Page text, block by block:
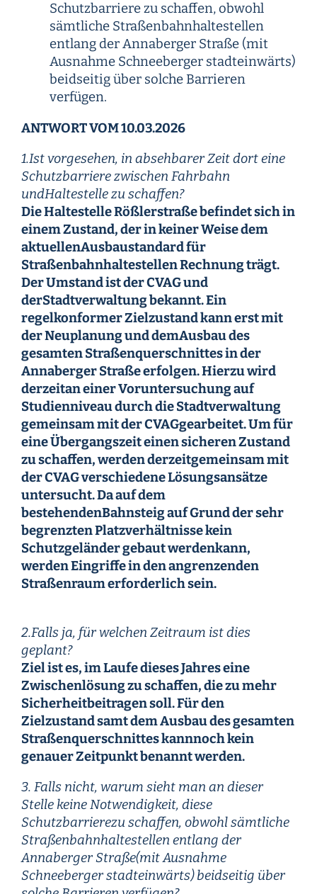
Schutzbarriere zu schaffen, obwohl
sämtliche Straßenbahnhaltestellen
entlang der Annaberger Straße (mit
Ausnahme Schneeberger stadteinwärts)
beidseitig über solche Barrieren
verfügen.
ANTWORT VOM 10.03.2026
1.Ist vorgesehen, in absehbarer Zeit dort eine
Schutzbarriere zwischen Fahrbahn
undHaltestelle zu schaffen?
Die Haltestelle Rößlerstraße befindet sich in
einem Zustand, der in keiner Weise dem
aktuellenAusbaustandard für
Straßenbahnhaltestellen Rechnung trägt.
Der Umstand ist der CVAG und
derStadtverwaltung bekannt. Ein
regelkonformer Zielzustand kann erst mit
der Neuplanung und demAusbau des
gesamten Straßenquerschnittes in der
Annaberger Straße erfolgen. Hierzu wird
derzeitan einer Voruntersuchung auf
Studienniveau durch die Stadtverwaltung
gemeinsam mit der CVAGgearbeitet. Um für
eine Übergangszeit einen sicheren Zustand
zu schaffen, werden derzeitgemeinsam mit
der CVAG verschiedene Lösungsansätze
untersucht. Da auf dem
bestehendenBahnsteig auf Grund der sehr
begrenzten Platzverhältnisse kein
Schutzgeländer gebaut werdenkann,
werden Eingriffe in den angrenzenden
Straßenraum erforderlich sein.
2.Falls ja, für welchen Zeitraum ist dies
geplant?
Ziel ist es, im Laufe dieses Jahres eine
Zwischenlösung zu schaffen, die zu mehr
Sicherheitbeitragen soll. Für den
Zielzustand samt dem Ausbau des gesamten
Straßenquerschnittes kannnoch kein
genauer Zeitpunkt benannt werden.
3. Falls nicht, warum sieht man an dieser
Stelle keine Notwendigkeit, diese
Schutzbarrierezu schaffen, obwohl sämtliche
Straßenbahnhaltestellen entlang der
Annaberger Straße(mit Ausnahme
Schneeberger stadteinwärts) beidseitig über